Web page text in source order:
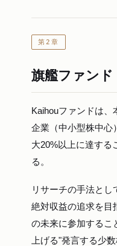
第2章
旗艦ファン
Kaihouファンドは
企業（中小型株中心
大20%以上に達する
る。
リサーチの手法と
絶対収益の追求を目
の未来に参加するこ
上げる"発言する少